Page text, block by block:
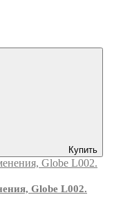
Купить
Globe L002.